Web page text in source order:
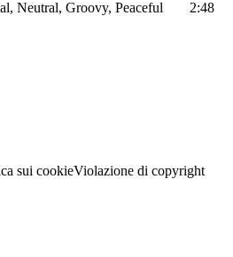
Neutral, Groovy, Peaceful 2:48
sui cookieViolazione di copyright